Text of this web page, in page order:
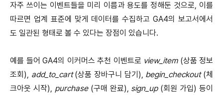
자주 쓰이는 이벤트들을 미리 이름과 용도를 정해둔 것으로, 이를
따르면 업계 표준에 맞게 데이터를 수집하고 GA4의 보고서에서
도 일관된 형태로 볼 수 있다는 장점이 있습니다.
예를 들어 GA4의 이커머스 추천 이벤트로 view_item(상품 정보
조회), add_to_cart(상품 장바구니 담기), begin_checkout(체
크아웃 시작), purchase(구매 완료), sign_up(회원 가입) 등이